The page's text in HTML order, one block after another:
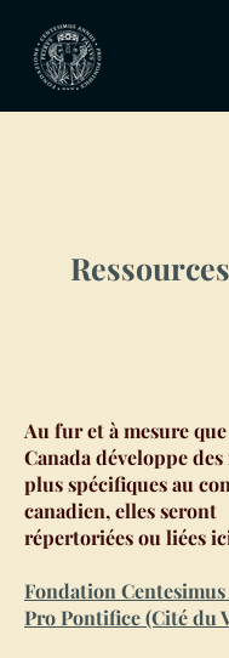
Ressources
Au fur et à mesure
Canada développe des
plus spécifiques au
canadien, elles seront
répertoriées ou liées
Fondation
Pro Pontifice (Cité du